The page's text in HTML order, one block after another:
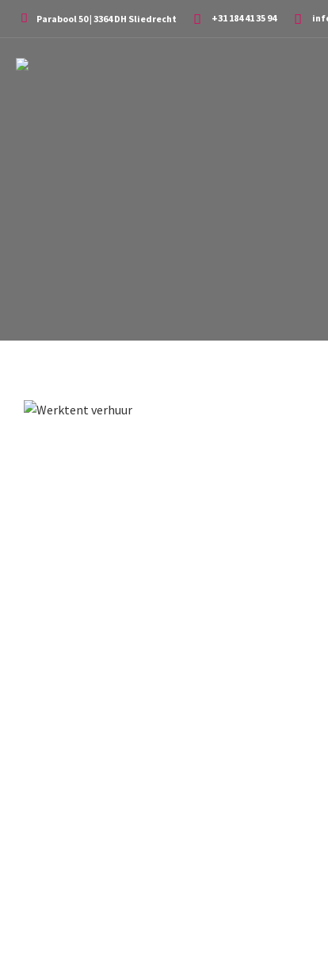
Parabool 50 | 3364 DH Sliedrecht +31 184 41 35 94